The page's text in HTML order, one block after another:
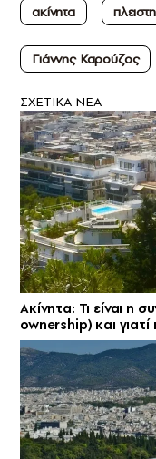
ακίνητα
Γιάννης Καρούζος
ΣXETIKA NEA
Ακίνητα: Τι είναι η
ownership) και